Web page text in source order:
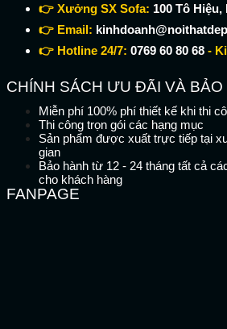
👉 Xưởng SX Sofa: 100 Tô
👉 Email:
👉 Hotline 24/7: 0769 60 80 68 -
CHÍNH SÁCH ƯU ĐÃI VÀ BẢO
Miễn phí 100% phí thiết kế khi thi
Thi công trọn gói các hạng mục
Sản phẩm được xuất trực tiếp tại
gian
Bảo hành từ 12 - 24 tháng tất cả
cho khách hàng
FANPAGE